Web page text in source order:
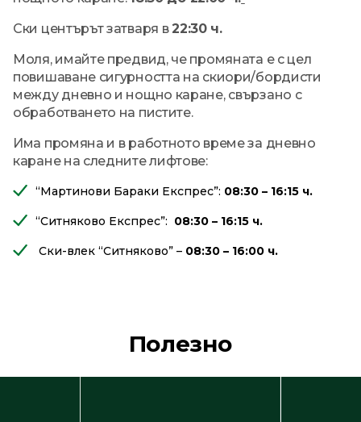
Ски центърът затваря в22:30 ч.
Моля, имайте предвид, че промяната е с цел
повишаване сигурността на скиори/бордисти
между дневно и нощно каране, свързано с
обработването на пистите.
Има промяна и в работното време за дневно
каране на следните лифтове:
“Мартинови Бараки Експрес”: 08:30 – 16:15 ч.
“Ситняково Експрес”: 08:30 – 16:15 ч.
Ски-влек “Ситняково” – 08:30 – 16:00 ч.
Полезно